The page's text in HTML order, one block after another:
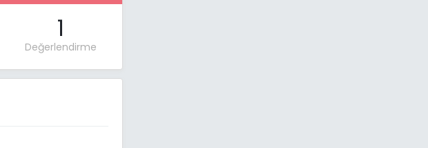
1
Değerlendirme